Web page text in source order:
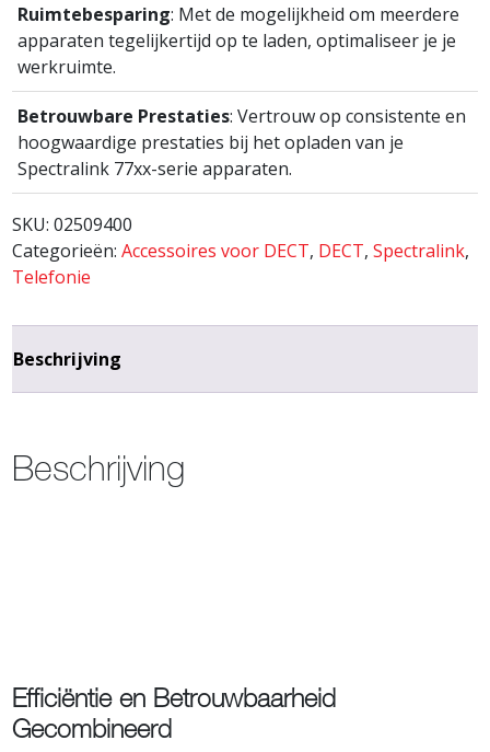
Ruimtebesparing: Met de mogelijkheid om meerdere
apparaten tegelijkertijd op te laden, optimaliseer je je
werkruimte.
Betrouwbare Prestaties: Vertrouw op consistente en
hoogwaardige prestaties bij het opladen van je
Spectralink 77xx-serie apparaten.
SKU:02509400
Categorieën:Accessoires voor DECT, DECT,Spectralink,
Telefonie
Beschrijving
Beschrijving
Efficiëntie en Betrouwbaarheid
Gecombineerd